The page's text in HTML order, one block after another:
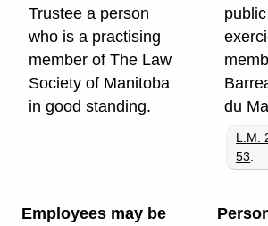
Trustee a person
who is a practising
member of The Law
Society of Manitoba
in good standing.
du
L.M.
53.
Employees may be